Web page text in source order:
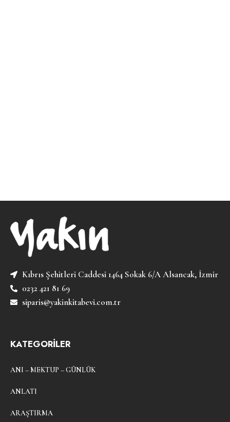
Kıbrıs Şehitleri Caddesi 1464 Sokak 6/A Alsancak, İzmir
0232 421 81 69
siparis@yakinkitabevi.com.tr
KATEGORİLER
ANI – MEKTUP – GÜNLÜK
ANLATI
ARAŞTIRMA